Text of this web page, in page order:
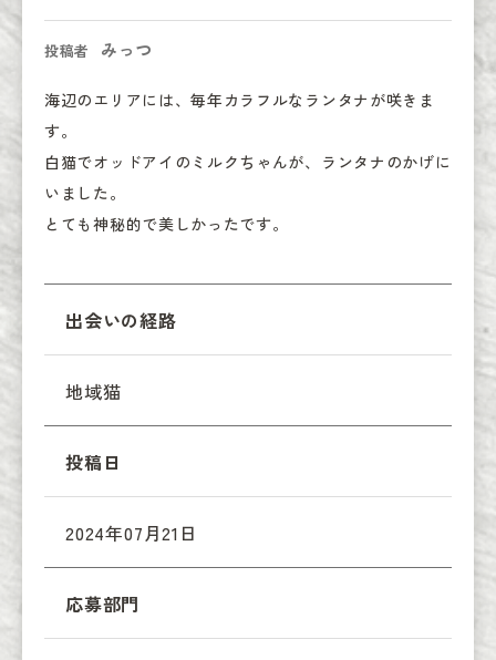
投稿者 みっつ
海辺のエリアには、毎年カラフルなランタナが咲きま
す。
白猫でオッドアイのミルクちゃんが、ランタナのかげに
いました。
とても神秘的で美しかったです。
出会いの経路
地域猫
投稿日
2024年07月21日
応募部門